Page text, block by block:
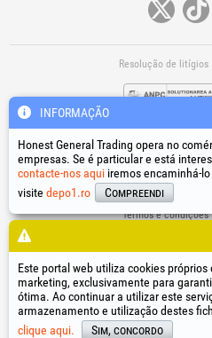
Resolução de litígios
Ligações úteis
Termos e condições
Dados de
Resolução online
HGT®, EvoTools®, EvoSanitary , EvoTools +Plus®,
PowerForProfessionals®e os respetivos logótipos são
Copyright 1994-2026Honest General Trading SRL.
INFORMAÇÃO
Honest General Trading opera no
empresas. Se é particular e está
contacte-nos aqui iremos encaminhá-
visite depo1.ro Compreendi
Este portal web utiliza cookies
marketing, exclusivamente para
ótima. Ao continuar a utilizar este
armazenamento e utilização destes
clique aqui.
Sim, concordo